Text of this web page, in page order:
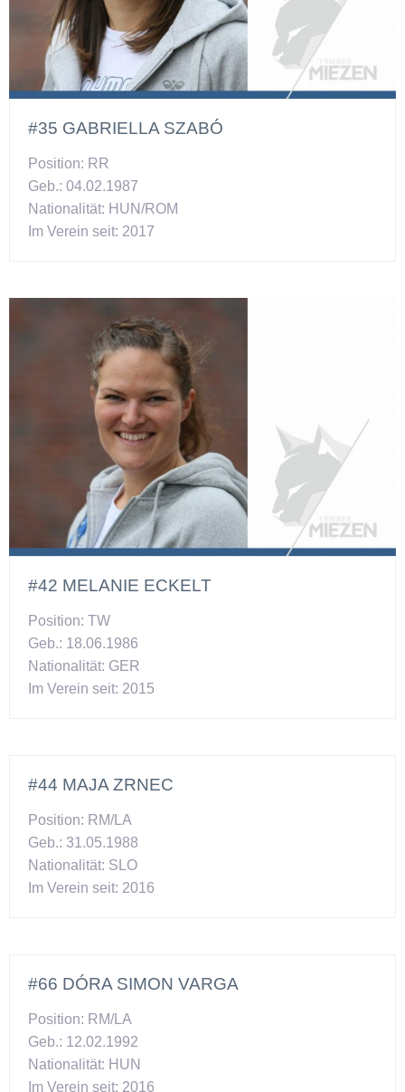
#35 GABRIELLA SZABÓ
Position: RR
Geb.: 04.02.1987
Nationalität: HUN/ROM
Im Verein seit: 2017
#42 MELANIE ECKELT
Position: TW
Geb.: 18.06.1986
Nationalität: GER
Im Verein seit: 2015
#44 MAJA ZRNEC
Position: RM/LA
Geb.: 31.05.1988
Nationalität: SLO
Im Verein seit: 2016
#66 DÓRA SIMON VARGA
Position: RM/LA
Geb.: 12.02.1992
Nationalität: HUN
Im Verein seit: 2016